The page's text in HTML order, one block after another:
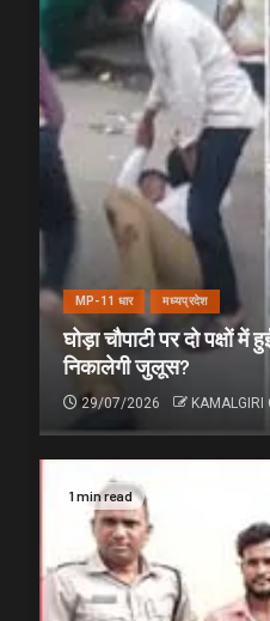
MP-11 धार मध्यप्रदेश
घोड़ा चौपाटी पर दो पक्षों में
निकालेगी जुलूस?
29/07/2026 KAMALGIRI
1 min read